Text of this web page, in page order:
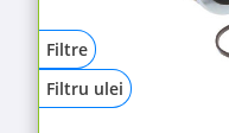
Filtre
Filtru ulei